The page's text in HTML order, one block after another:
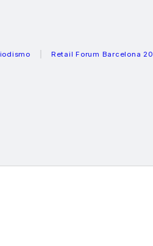
Retail Forum Barcelona 2026